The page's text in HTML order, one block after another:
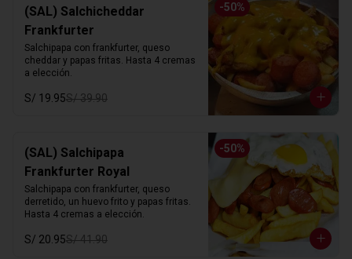
-50%
(SAL) Salchicheddar
Frankfurter
Salchipapa con frankfurter, queso
cheddar y papas fritas. Hasta 4 cremas
a elección.
S/ 19.95S/ 39.90
-50%
(SAL) Salchipapa
Frankfurter Royal
Salchipapa con frankfurter, queso
derretido, un huevo frito y papas fritas.
Hasta 4 cremas a elección.
S/ 20.95S/ 41.90